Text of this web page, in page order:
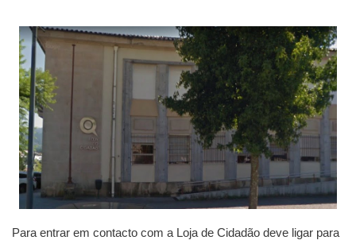
Para entrar em contacto com a Loja de Cidadão deve ligar para